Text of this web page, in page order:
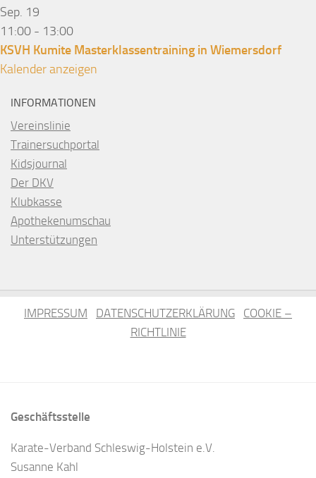
Sep. 19
11:00 - 13:00
KSVH Kumite Masterklassentraining in Wiemersdorf
Kalender anzeigen
INFORMATIONEN
Vereinslinie
Trainersuchportal
Kidsjournal
Der DKV
Klubkasse
Apothekenumschau
Unterstützungen
IMPRESSUM DATENSCHUTZERKLÄRUNG
COOKIE –
RICHTLINIE
Geschäftsstelle
Karate-Verband Schleswig-Holstein e.V.
Susanne Kahl